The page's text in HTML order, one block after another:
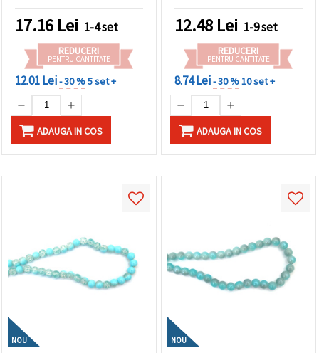
– Ideale pentru Bijuterii
DIY cu Schimbare de
Culoare și Proiecte
Handmade
17.16 Lei 1-4 set
REDUCERI
PENTRU CANTITATE
12.01 Lei- 30 %5 set +
ADAUGA IN COS
ideale pentru bijuterii
handmade și designuri
creative
12.48 Lei 1-9 set
REDUCERI
PENTRU CANTITATE
8.74 Lei- 30 %10 set +
ADAUGA IN COS
NOU NOU